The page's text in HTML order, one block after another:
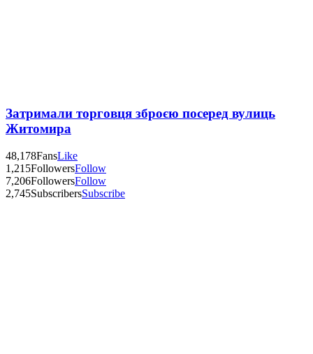
Затримали торговця зброєю посеред вулиць
Житомира
48,178FansLike
1,215FollowersFollow
7,206FollowersFollow
2,745SubscribersSubscribe